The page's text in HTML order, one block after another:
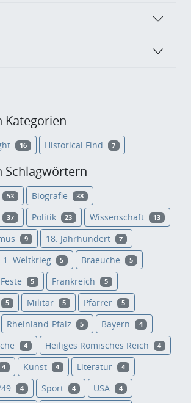
Kategorien
16 Historical Find 7
Schlagwörtern
53 Biografie 38
37 Politik 23 Wissenschaft 13
9 18. Jahrhundert 7
1. Weltkrieg 5 Braeuche 5
Feste 5 Frankreich 5
5 Militär 5 Pfarrer 5
Rheinland-Pfalz 5 Bayern 4
4 Heiliges Römisches Reich 4
4 Kunst 4 Literatur 4
4 Sport 4 USA 4